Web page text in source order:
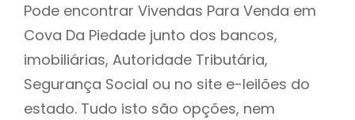
Pode encontrar Vivendas Para Venda em
Cova Da Piedade junto dos bancos,
imobiliárias, Autoridade Tributária,
Segurança Social ou no site e-leilões do
estado. Tudo isto são opções, nem